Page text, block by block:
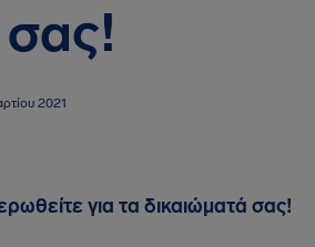
σας!
2021
για τα δικαιώματά σας!